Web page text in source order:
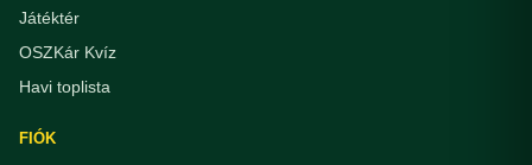
Játéktér
OSZKár Kvíz
Havi toplista
FIÓK